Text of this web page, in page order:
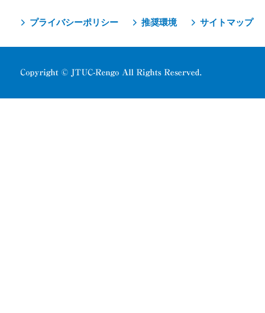
プライバシーポリシー 推奨環境 サイトマップ